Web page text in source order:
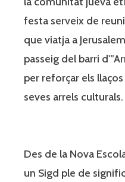
festa serveix de
que viatja a
passeig del barri
per reforçar els
seves arrels culturals.
Des de la Nova
un Sigd ple de